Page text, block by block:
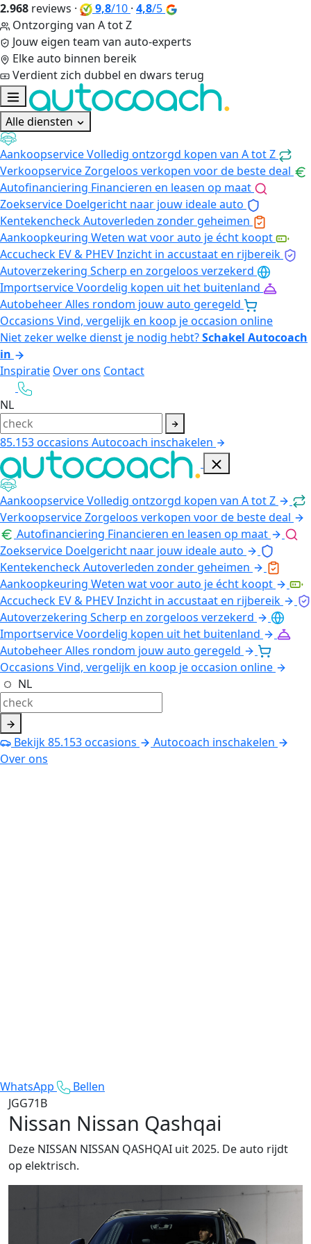
2.968 reviews · 9,8/10 · 4,8/5
Ontzorging van A tot Z
Jouw eigen team van auto-experts
Elke auto binnen bereik
Verdient zich dubbel en dwars terug
Alle diensten
AankoopserviceVolledig ontzorgd kopen van A tot Z
VerkoopserviceZorgeloos verkopen voor de beste deal
Autofinanciering Financieren en leasen op maat
Zoekservice Doelgericht naar jouw ideale auto
KentekencheckAutoverleden zonder geheimen
Aankoopkeuring Weten wat voor auto je écht koopt
Accucheck EV & PHEVInzicht in accustaat en rijbereik
Autoverzekering Scherp en zorgeloos verzekerd
ImportserviceVoordelig kopen uit het buitenland
AutobeheerAlles rondom jouw auto geregeld
Occasions Vind, vergelijk en koop je occasion online
Niet zeker welke dienst je nodig hebt?Schakel Autocoach
in
Inspiratie Over ons Contact
NL
85.153occasions Autocoach inschakelen
AankoopserviceVolledig ontzorgd kopen van A tot Z
VerkoopserviceZorgeloos verkopen voor de beste deal
Autofinanciering Financieren en leasen op maat
Zoekservice Doelgericht naar jouw ideale auto
KentekencheckAutoverleden zonder geheimen
Aankoopkeuring Weten wat voor auto je écht koopt
Accucheck EV & PHEVInzicht in accustaat en rijbereik
Autoverzekering Scherp en zorgeloos verzekerd
ImportserviceVoordelig kopen uit het buitenland
AutobeheerAlles rondom jouw auto geregeld
Occasions Vind, vergelijk en koop je occasion online
NL
Bekijk85.153occasions
Autocoach inschakelen
Over ons
WhatsApp
Bellen
JGG71B
Nissan Nissan Qashqai
Deze NISSAN NISSAN QASHQAI uit 2025. De auto rijdt
op elektrisch.